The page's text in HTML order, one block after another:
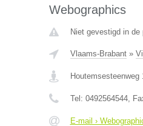
Webographics
Niet gevestigd in
Vlaams-Brabant»
Houtemsesteenweg
Tel: 0492564544,
E-mail ›